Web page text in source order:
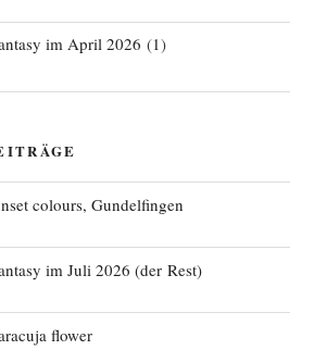
im April 2026 (1)
colours, Gundelfingen
im Juli 2026 (der Rest)
flower